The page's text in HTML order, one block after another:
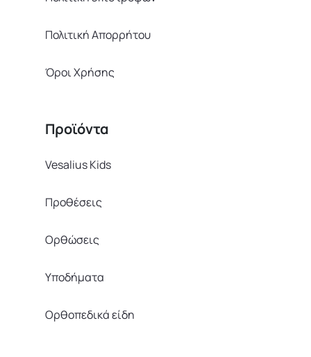
Πολιτική Απορρήτου
Όροι Χρήσης
Προϊόντα
Vesalius Kids
Προθέσεις
Ορθώσεις
Υποδήματα
Ορθοπεδικά είδη